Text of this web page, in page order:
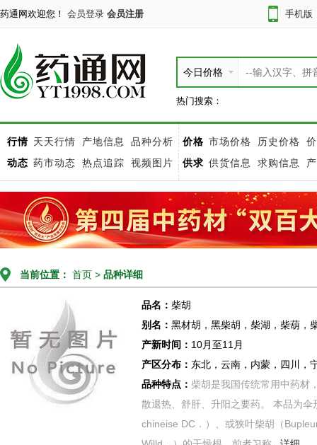
药通网欢迎您！ 会员登录 会员注册 手机版
今日价格
热门搜索：
行情 天天行情 产地信息
品种分析
动态 药市动态 热点追踪 视频图片
价格 市场价格 历史价格
供求 供货信息 求购信息
当前位置： 首页 > 品种详细
品名： 柴胡
别名： 黑材胡，黑柴胡，柴湖，柴葫，
产新时间： 10月至11月
产区分布： 东北，云南，内蒙，四川，
品种特点： 柴胡是我国传统常用中药材
散退热、舒肝、升阳之要药。 本品为
chineise DC．）、或狭叶柴胡（